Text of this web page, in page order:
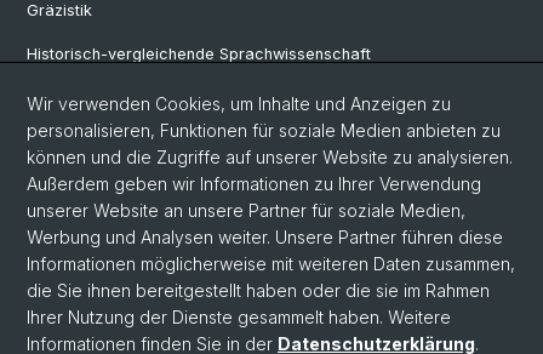
Gräzistik
Historisch-vergleichende Sprachwissenschaft
Klassische Archäologie
Latinistik
Ur- und Frühgeschichtliche und Provinzialrömische Archäologie
Vindonissa-Professur
© Universität Basel
Wir verwenden Cookies, um Inhalte und Anzeigen zu
personalisieren, Funktionen für soziale Medien anbieten zu
können und die Zugriffe auf unserer Website zu analysieren.
Außerdem geben wir Informationen zu Ihrer Verwendung
unserer Website an unsere Partner für soziale Medien,
Werbung und Analysen weiter. Unsere Partner führen diese
Informationen möglicherweise mit weiteren Daten zusammen,
die Sie ihnen bereitgestellt haben oder die sie im Rahmen
Ihrer Nutzung der Dienste gesammelt haben. Weitere
Informationen finden Sie in der Datenschutzerklärung.